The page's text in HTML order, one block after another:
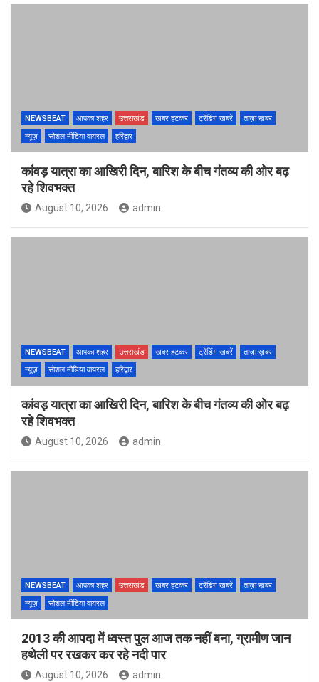
NEWSBEAT आपका शहर उत्तराखंड खबर हटकर ट्रेंडिंग खबरें
ताज़ा ख़बर
न्यूज़
सोशल मीडिया वायरल हरिद्वार
कांवड़ यात्रा का आखिरी दिन, बारिश के बीच गंतव्य की ओर बढ़
रहे शिवभक्त
August 10, 2026 admin
NEWSBEAT आपका शहर उत्तराखंड खबर हटकर ट्रेंडिंग खबरें
ताज़ा ख़बर
न्यूज़
सोशल मीडिया वायरल हरिद्वार
कांवड़ यात्रा का आखिरी दिन, बारिश के बीच गंतव्य की ओर बढ़
रहे शिवभक्त
August 10, 2026 admin
NEWSBEAT आपका शहर उत्तराखंड खबर हटकर ट्रेंडिंग खबरें
ताज़ा ख़बर
न्यूज़
सोशल मीडिया वायरल
2013 की आपदा में ध्वस्त पुल आज तक नहीं बना, ग्रामीण जान
हथेली पर रखकर कर रहे नदी पार
August 10, 2026 admin